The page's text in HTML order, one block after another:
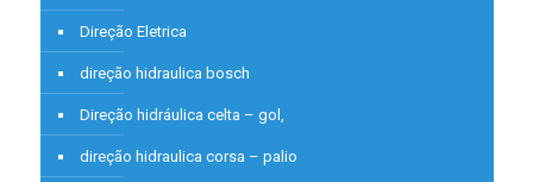
Direção Eletrica
direção hidraulica bosch
Direção hidráulica celta – gol,
direção hidraulica corsa – palio